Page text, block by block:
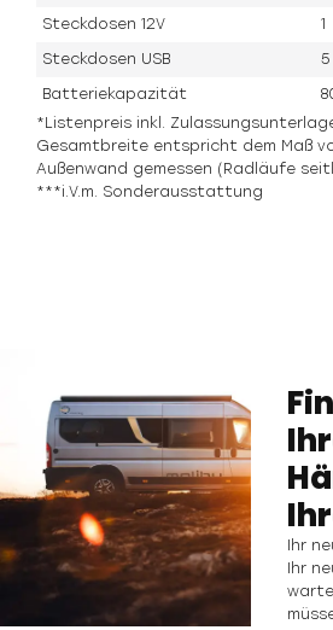
Steckdosen 12V 1
Steckdosen USB 5
Batteriekapazität
*Listenpreis inkl.
Gesamtbreite entspricht dem Maß
Außenwand gemessen (Radläufe
***i.V.m. Sonderausstattung
Ihr
Ihr